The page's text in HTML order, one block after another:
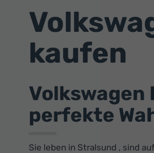
kaufen
Volkswagen
perfekte
Sie leben in Stralsund , sind